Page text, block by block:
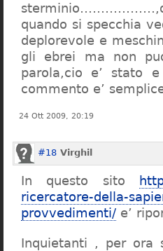
quando si specchia
deplorevole e
gli ebrei ma non
parola,cio e’ stato
commento e’
24 Ott 2009, 20:19
#18 Virghil
In questo sito
ricercatore-della-
provvedimenti/ e’
Inquietanti , per ora